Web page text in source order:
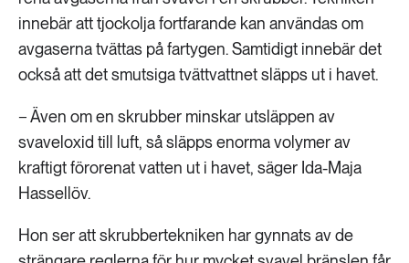
innebär att tjockolja fortfarande kan användas om
avgaserna tvättas på fartygen. Samtidigt innebär det
också att det smutsiga tvättvattnet släpps ut i havet.
− Även om en skrubber minskar utsläppen av
svaveloxid till luft, så släpps enorma volymer av
kraftigt förorenat vatten ut i havet, säger Ida-Maja
Hassellöv.
Hon ser att skrubbertekniken har gynnats av de